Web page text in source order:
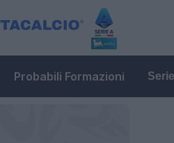
Probabili Formazioni